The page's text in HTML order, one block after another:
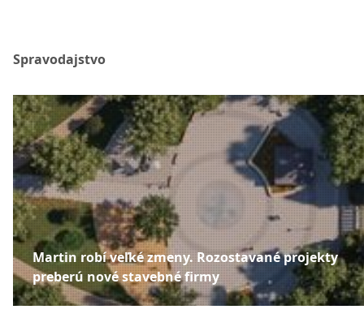
Spravodajstvo
Martin robí veľké zmeny. Rozostavané projekty
preberú nové stavebné firmy